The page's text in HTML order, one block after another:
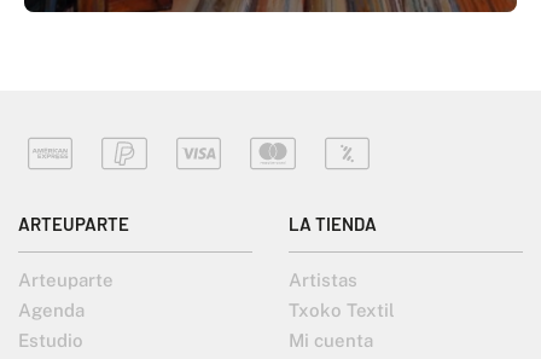
ARTEUPARTE
Arteuparte
Agenda
Estudio
LA TIENDA
Artistas
Txoko Textil
Mi cuenta